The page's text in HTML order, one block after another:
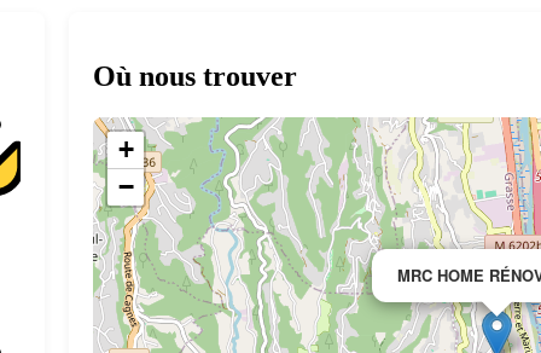
Où nous trouver
MRC HOME
+
−